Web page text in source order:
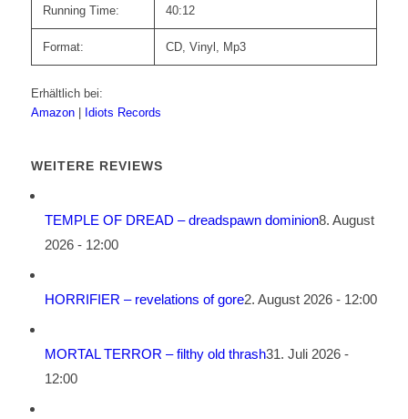
Running Time: 40:12
Format: CD, Vinyl, Mp3
Erhältlich bei:
Amazon
Idiots Records
WEITERE REVIEWS
TEMPLE OF DREAD – dreadspawn dominion8. August
2026 - 12:00
HORRIFIER – revelations of gore2. August 2026 - 12:00
MORTAL TERROR – filthy old thrash31. Juli 2026 -
12:00